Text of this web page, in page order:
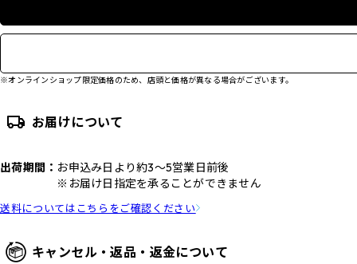
※オンラインショップ限定価格のため、店頭と価格が異なる場合がございます。
お届けについて
出荷期間： お申込み日より約3～5営業日前後
※お届け日指定を承ることができません
送料についてはこちらをご確認ください
キャンセル・返品・返金について